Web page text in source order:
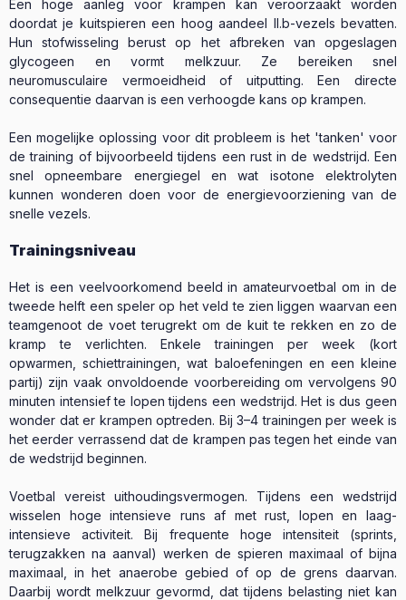
Een hoge aanleg voor krampen kan veroorzaakt worden
doordat je kuitspieren een hoog aandeel II.b-vezels bevatten.
Hun stofwisseling berust op het afbreken van opgeslagen
glycogeen en vormt melkzuur. Ze bereiken snel
neuromusculaire vermoeidheid of uitputting. Een directe
consequentie daarvan is een verhoogde kans op krampen.
Een mogelijke oplossing voor dit probleem is het 'tanken' voor
de training of bijvoorbeeld tijdens een rust in de wedstrijd. Een
snel opneembare energiegel en wat isotone elektrolyten
kunnen wonderen doen voor de energievoorziening van de
snelle vezels.
Trainingsniveau
Het is een veelvoorkomend beeld in amateurvoetbal om in de
tweede helft een speler op het veld te zien liggen waarvan een
teamgenoot de voet terugrekt om de kuit te rekken en zo de
kramp te verlichten. Enkele trainingen per week (kort
opwarmen, schiettrainingen, wat baloefeningen en een kleine
partij) zijn vaak onvoldoende voorbereiding om vervolgens 90
minuten intensief te lopen tijdens een wedstrijd. Het is dus geen
wonder dat er krampen optreden. Bij 3–4 trainingen per week is
het eerder verrassend dat de krampen pas tegen het einde van
de wedstrijd beginnen.
Voetbal vereist uithoudingsvermogen. Tijdens een wedstrijd
wisselen hoge intensieve runs af met rust, lopen en laag-
intensieve activiteit. Bij frequente hoge intensiteit (sprints,
terugzakken na aanval) werken de spieren maximaal of bijna
maximaal, in het anaerobe gebied of op de grens daarvan.
Daarbij wordt melkzuur gevormd, dat tijdens belasting niet kan